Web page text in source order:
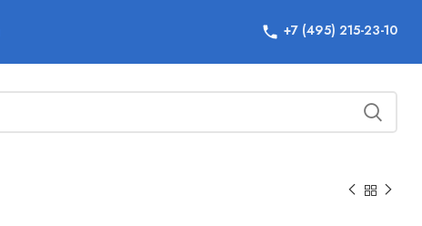
+7 (495) 215-23-10